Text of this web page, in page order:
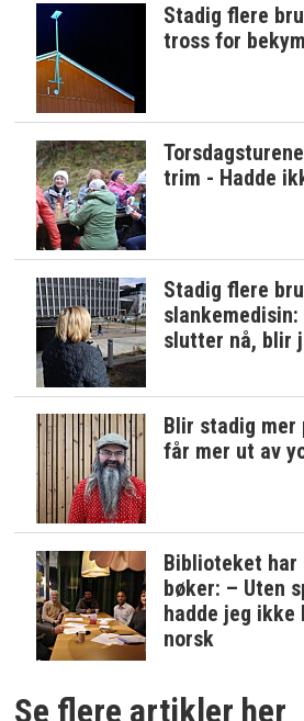
Stadig flere
tross for
trim - Hadde
Stadig flere
slutter nå, blir
Blir stadig
får mer ut av
Biblioteket har
bøker: – Uten
hadde jeg ikke
norsk
Se flere artikler her